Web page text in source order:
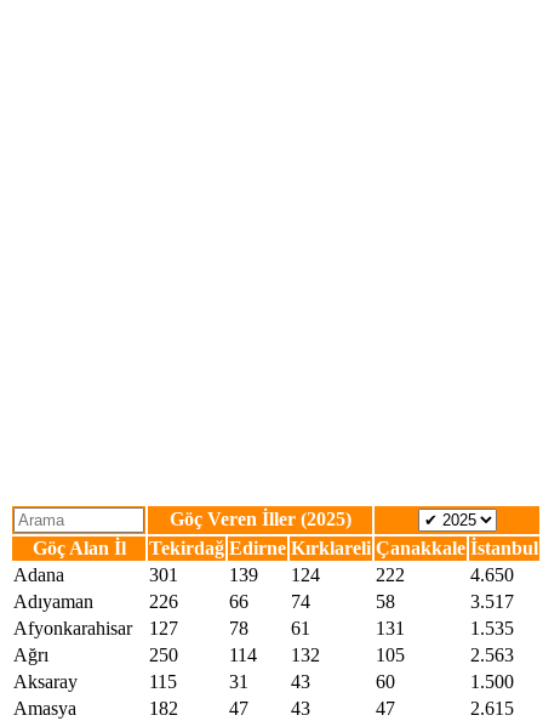
Göç Veren İller (2025)
Göç Alan İl
Tekirdağ Edirne Kırklareli Çanakkale İstanbul
Adana
301 139 124 222
4.650
Adıyaman
226 66 74 58
3.517
Afyonkarahisar
127 78 61 131
1.535
Ağrı
250 114 132 105
2.563
Aksaray
115 31 43 60
1.500
Amasya
182 47 43 47
2.615